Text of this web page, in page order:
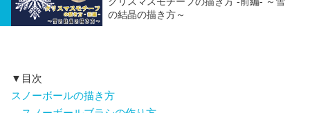
の結晶の描き方～
▼目次
スノーボールの描き方